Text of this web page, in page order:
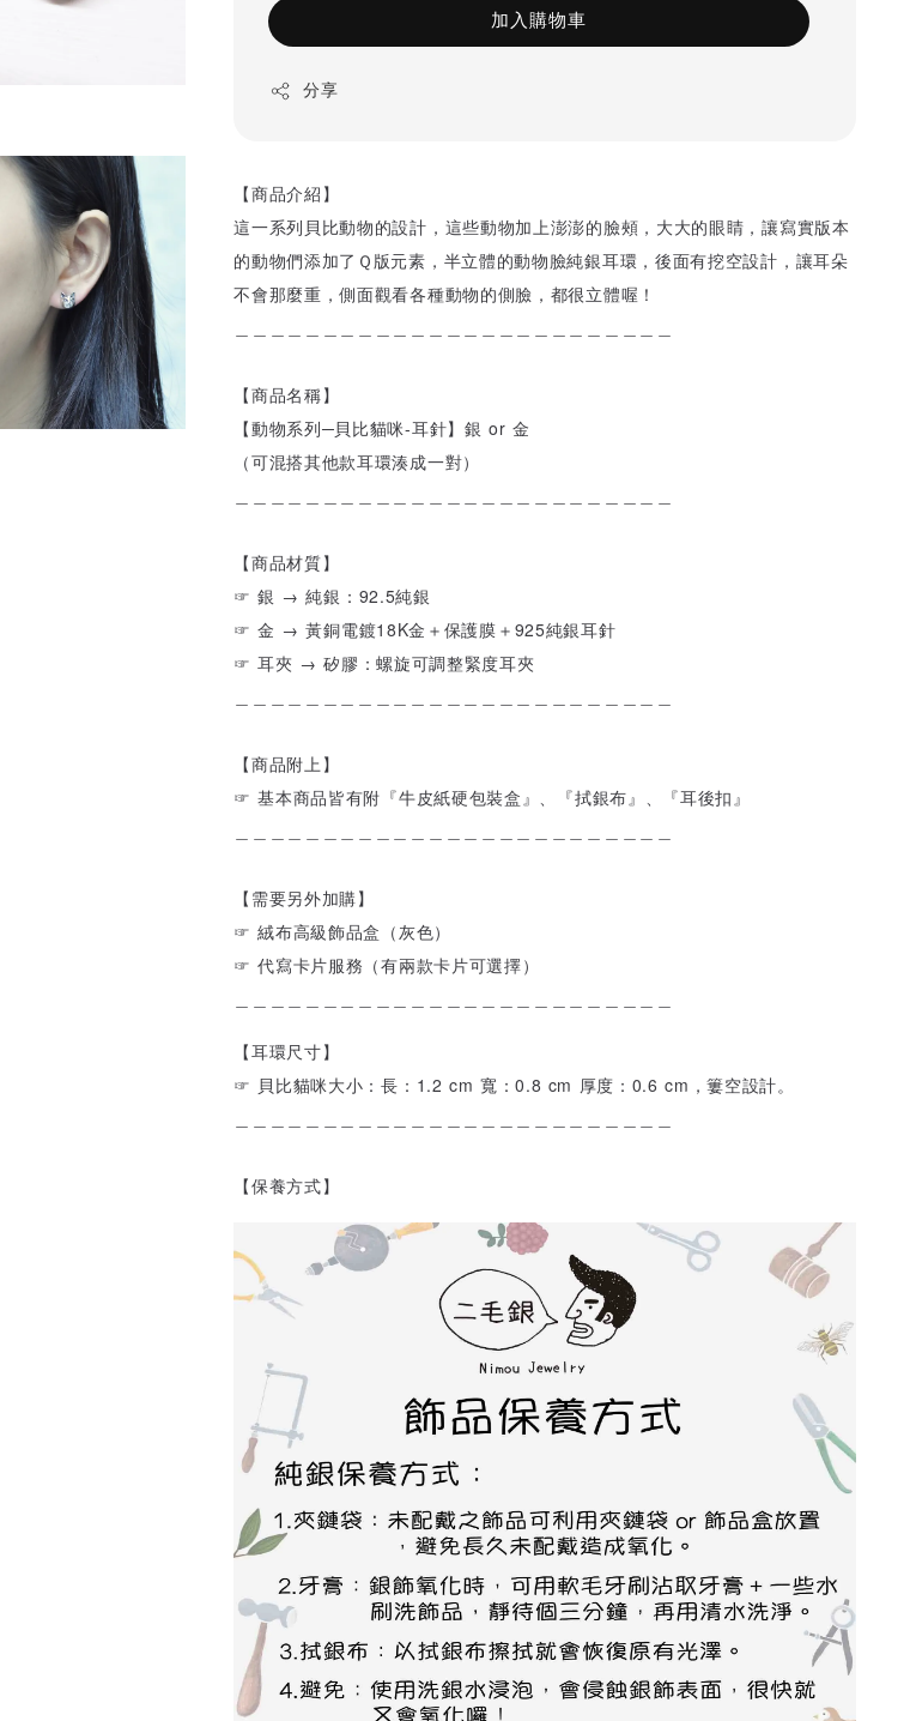
加入購物車
分享
【商品介紹】
這一系列貝比動物的設計，這些動物加上澎澎的臉頰，大大的眼睛，讓寫實版本
的動物們添加了Ｑ版元素，半立體的動物臉純銀耳環，後面有挖空設計，讓耳朵
不會那麼重，側面觀看各種動物的側臉，都很立體喔！
【商品名稱】
【動物系列─貝比貓咪-耳針】銀 or 金
（可混搭其他款耳環湊成一對）
【商品材質】
☞ 銀 → 純銀：92.5純銀
☞ 金 → 黃銅電鍍18K金＋保護膜＋925純銀耳針
☞ 耳夾 → 矽膠：螺旋可調整緊度耳夾
【商品附上】
☞ 基本商品皆有附『牛皮紙硬包裝盒』、『拭銀布』、『耳後扣』
【需要另外加購】
☞ 絨布高級飾品盒（灰色）
☞ 代寫卡片服務（有兩款卡片可選擇）
【耳環尺寸】
☞ 貝比貓咪大小：長：1.2 cm 寬：0.8 cm 厚度：0.6 cm，簍空設計。
【保養方式】